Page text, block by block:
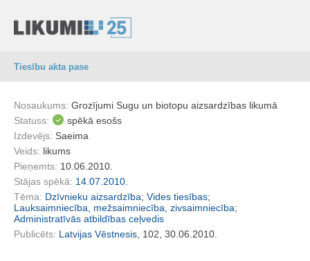
Tiesību akta pase
Nosaukums: Grozījumi Sugu un biotopu aizsardzības likumā
Statuss:
spēkā esošs
Izdevējs: Saeima
Veids: likums
Pieņemts: 10.06.2010.
Stājas spēkā: 14.07.2010.
Tēma: Dzīvnieku aizsardzība; Vides tiesības;
Lauksaimniecība, mežsaimniecība, zivsaimniecība;
Administratīvās atbildības ceļvedis
Publicēts: Latvijas Vēstnesis , 102, 30.06.2010.